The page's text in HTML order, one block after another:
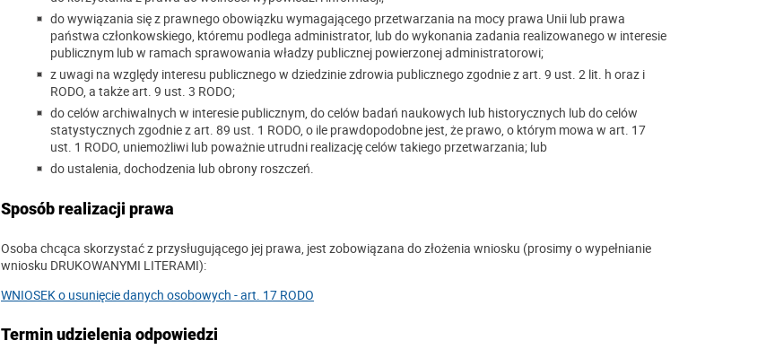
do wywiązania się z prawnego obowiązku wymagającego przetwarzania na mocy prawa Unii lub prawa
państwa członkowskiego, któremu podlega administrator, lub do wykonania zadania realizowanego w interesie
publicznym lub w ramach sprawowania władzy publicznej powierzonej administratorowi;
z uwagi na względy interesu publicznego w dziedzinie zdrowia publicznego zgodnie z art. 9 ust. 2 lit. h oraz i
RODO, a także art. 9 ust. 3 RODO;
do celów archiwalnych w interesie publicznym, do celów badań naukowych lub historycznych lub do celów
statystycznych zgodnie z art. 89 ust. 1 RODO, o ile prawdopodobne jest, że prawo, o którym mowa w art. 17
ust. 1 RODO, uniemożliwi lub poważnie utrudni realizację celów takiego przetwarzania; lub
do ustalenia, dochodzenia lub obrony roszczeń.
Sposób realizacji prawa
Osoba chcąca skorzystać z przysługującego jej prawa, jest zobowiązana do złożenia wniosku (prosimy o wypełnianie
wniosku DRUKOWANYMI LITERAMI):
WNIOSEK o usunięcie danych osobowych - art. 17 RODO
Termin udzielenia odpowiedzi